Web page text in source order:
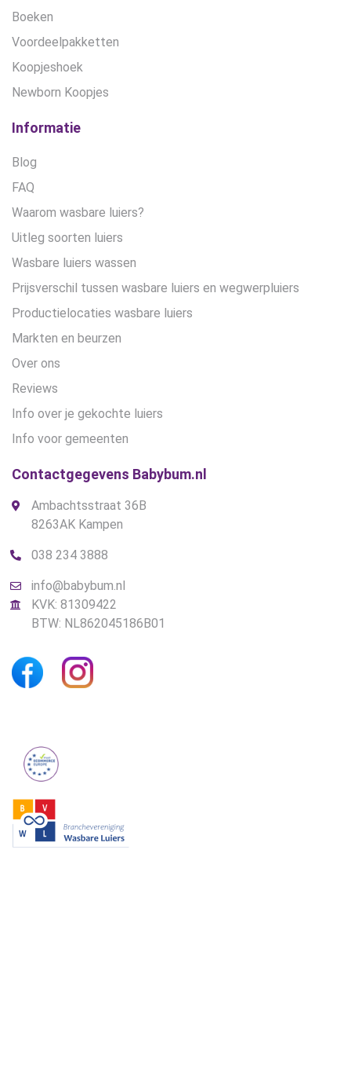
Boeken
Voordeelpakketten
Koopjeshoek
Newborn Koopjes
Informatie
Blog
FAQ
Waarom wasbare luiers?
Uitleg soorten luiers
Wasbare luiers wassen
Prijsverschil tussen wasbare luiers en wegwerpluiers
Productielocaties wasbare luiers
Markten en beurzen
Over ons
Reviews
Info over je gekochte luiers
Info voor gemeenten
Contactgegevens Babybum.nl
Ambachtsstraat 36B
8263AK Kampen
038 234 3888
info@babybum.nl
KVK: 81309422
BTW: NL862045186B01